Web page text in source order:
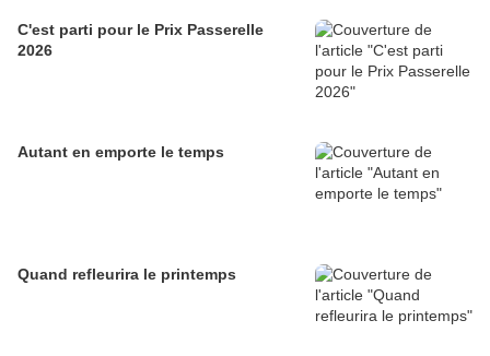
C'est parti pour le Prix Passerelle
2026
Autant en emporte le temps
Quand refleurira le printemps